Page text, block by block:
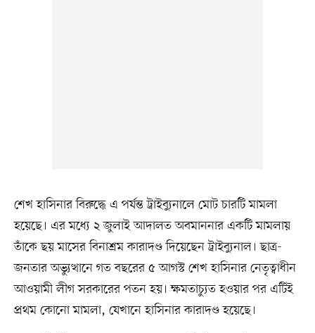
শেখ হাসিনার বিরুদ্ধে এ পর্যন্ত ট্রাইব্যুনালে মোট চারটি মামলা
হয়েছে। এর মধ্যে ২ জুলাই আদালত অবমাননার একটি মামলায়
তাঁকে ছয় মাসের বিনাশ্রম কারাদণ্ড দিয়েছেন ট্রাইব্যুনাল। ছাত্র-
জনতার অভ্যুত্থানে গত বছরের ৫ আগস্ট শেখ হাসিনার নেতৃত্বাধীন
আওয়ামী লীগ সরকারের পতন হয়। ক্ষমতাচ্যুত হওয়ার পর এটিই
প্রথম কোনো মামলা, যেখানে হাসিনার কারাদণ্ড হয়েছে।